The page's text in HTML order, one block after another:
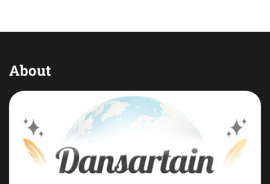
About